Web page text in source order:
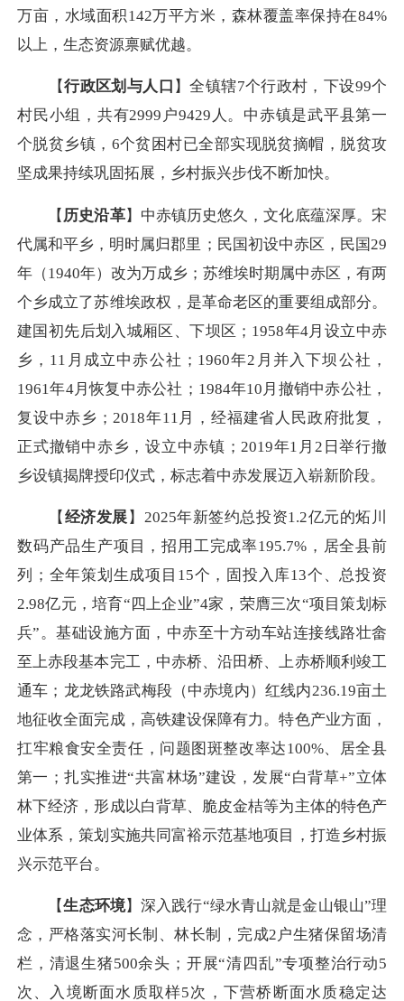
万亩，水域面积142万平方米，森林覆盖率保持在84%
以上，生态资源禀赋优越。
【行政区划与人口 】全镇辖7个行政村，下设99个
村民小组，共有2999户9429人。中赤镇是武平县第一
个脱贫乡镇，6个贫困村已全部实现脱贫摘帽，脱贫攻
坚成果持续巩固拓展，乡村振兴步伐不断加快。
【 历史沿革】中赤镇历史悠久，文化底蕴深厚。宋
代属和平乡，明时属归郡里；民国初设中赤区，民国29
年（1940年）改为万成乡；苏维埃时期属中赤区，有两
个乡成立了苏维埃政权，是革命老区的重要组成部分。
建国初先后划入城厢区、下坝区；1958年4月设立中赤
乡，11月成立中赤公社；1960年2月并入下坝公社，
1961年4月恢复中赤公社；1984年10月撤销中赤公社，
复设中赤乡；2018年11月，经福建省人民政府批复，
正式撤销中赤乡，设立中赤镇；2019年1月2日举行撤
乡设镇揭牌授印仪式，标志着中赤发展迈入崭新阶段。
【 经济发展 】2025年新签约总投资1.2亿元的炻川
数码产品生产项目，招用工完成率195.7%，居全县前
列；全年策划生成项目15个，固投入库13个、总投资
2.98亿元，培育“四上企业”4家，荣膺三次“项目策划标
兵”。基础设施方面，中赤至十方动车站连接线路壮畲
至上赤段基本完工，中赤桥、沿田桥、上赤桥顺利竣工
通车；龙龙铁路武梅段（中赤境内）红线内236.19亩土
地征收全面完成，高铁建设保障有力。特色产业方面，
扛牢粮食安全责任，问题图斑整改率达100%、居全县
第一；扎实推进“共富林场”建设，发展“白背草+”立体
林下经济，形成以白背草、脆皮金桔等为主体的特色产
业体系，策划实施共同富裕示范基地项目，打造乡村振
兴示范平台。
【生态环境】深入践行“绿水青山就是金山银山”理
念，严格落实河长制、林长制，完成2户生猪保留场清
栏，清退生猪500余头；开展“清四乱”专项整治行动5
次、入境断面水质取样5次，下营桥断面水质稳定达